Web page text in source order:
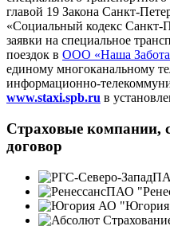
главой 19 Закона Санкт-
«Социальный кодекс Санкт-
заявки на специальное
поездок в ООО «Наша
единому многоканальному
информационно-
www.staxi.spb.ru в
Страховые компании,
договор
ПАО
АО